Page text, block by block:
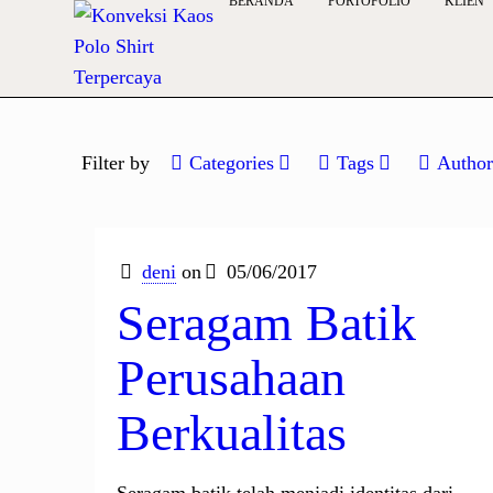
Filter by Categories Tags
deni on 05/06/2017
Seragam Batik
Perusahaan
Berkualitas